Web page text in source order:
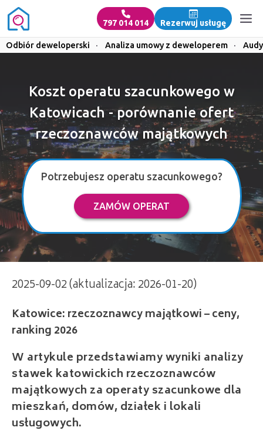
797 014 014 Rezerwuj usługę
Odbiór deweloperski · Analiza umowy z deweloperem ·
Koszt operatu szacunkowego w
Katowicach - porównanie ofert
rzeczoznawców majątkowych
Potrzebujesz operatu szacunkowego?
ZAMÓW OPERAT
2025-09-02 (aktualizacja: 2026-01-20)
Katowice: rzeczoznawcy majątkowi – ceny,
W artykule przedstawiamy wyniki analizy
stawek katowickich rzeczoznawców
majątkowych za operaty szacunkowe dla
mieszkań, domów, działek i lokali
usługowych.